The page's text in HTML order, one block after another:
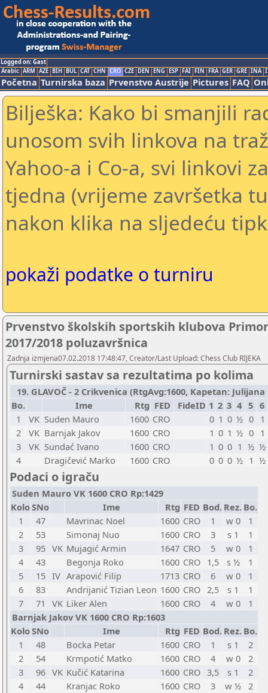
Logged on: Gast
Arabic ARM AZE BIH BUL CAT CHN CRO CZE DEN ENG ESP FAI FIN FRA GER GRE INA
Početna Turnirska baza Prvenstvo Austrije Pictures FAQ
Bilješka: Kako bi smanjili
unosom svih linkova na
Yahoo-a i Co-a, svi linkovi
tjedna (vrijeme završetka
nakon klika na sljedeću
pokaži podatke o turniru
Prvenstvo školskih sportskih klubova
2017/2018 poluzavršnica
Zadnja izmjena07.02.2018 17:48:47, Creator/Last Upload: Chess Club RIJEKA
Turnirski sastav sa rezultatima po kolima
19. GLAVOČ - 2 Crikvenica (RtgAvg:1600, Kapetan: Julijana
Bo.
Ime Rtg FED FideID 1 2 3 4 5 6
1
VK Suden Mauro 1600 CRO 0 1 0 ½ 0
1
2
VK Barnjak Jakov 1600 CRO 1 0 1 ½ 0
1
3
VK Sundać Ivano 1600 CRO 1 0 0 1 ½ ½
4
Dragičević Marko 1600 CRO 0 0 0 ½ 1 ½
Podaci o igraču
Suden Mauro VK 1600 CRO Rp:1429
KoloSNo Ime Rtg FED Bod. Rez. Bo.
1
47 Mavrinac Noel 1600 CRO 1 w 0
1
2
53 Simonaj Nuo 1600 CRO 3 s 1
1
3
95 VK Mujagić Armin 1647 CRO 5 w 0
1
4
43 Begonja Roko 1600 CRO 1,5 s ½
1
5
15 IV Arapović Filip 1713 CRO 6 w 0
1
6
83 Andrijanić Tizian Leon 1600 CRO 2,5 s 1
1
7
71 VK Liker Alen 1600 CRO 4 w 0
1
Barnjak Jakov VK 1600 CRO Rp:1603
KoloSNo Ime Rtg FED Bod. Rez. Bo.
1
48 Bocka Petar 1600 CRO 1 s 1
2
2
54 Krmpotić Matko 1600 CRO 4 w 0
2
3
96 VK Kučić Katarina 1600 CRO 3,5 s 1
2
4
44 Kranjac Roko 1600 CRO 3 w ½ 2